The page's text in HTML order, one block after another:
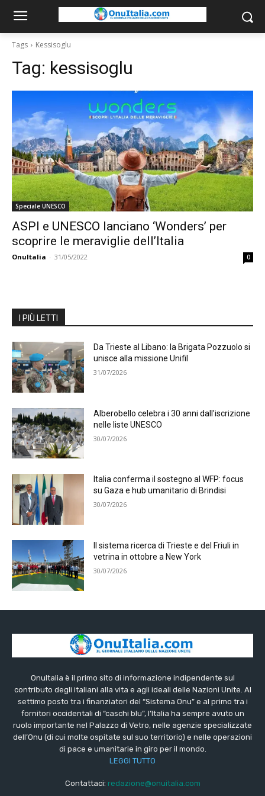
Tags Kessisoglu
Tag: kessisoglu
Speciale UNESCO
ASPI e UNESCO lanciano ‘Wonders’ per
scoprire le meraviglie dell’Italia
OnuItalia - 31/05/2022 0
I PIÙ LETTI
Da Trieste al Libano: la Brigata Pozzuolo si
unisce alla missione Unifil
31/07/2026
Alberobello celebra i 30 anni dall’iscrizione
nelle liste UNESCO
30/07/2026
Italia conferma il sostegno al WFP: focus
su Gaza e hub umanitario di Brindisi
30/07/2026
Il sistema ricerca di Trieste e del Friuli in
vetrina in ottobre a New York
30/07/2026
OnuItalia è il primo sito di informazione indipendente sul
contributo degli italiani alla vita e agli ideali delle Nazioni Unite. Al
settimo posto tra i finanziatori del “Sistema Onu” e al primo tra i
fornitori occidentali di “caschi blu”, l’Italia ha sempre avuto un
ruolo importante nel Palazzo di Vetro, nelle agenzie specializzate
dell’Onu (di cui molte ospitate sul suo territorio) e nelle operazioni
di pace e umanitarie in giro per il mondo.
LEGGI TUTTO
Contattaci: redazione@onuitalia.com